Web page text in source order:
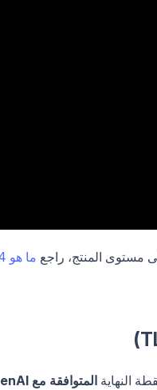
المنتج، راجع ما هو DeepSeek V4
المتوافقة مع OpenAI